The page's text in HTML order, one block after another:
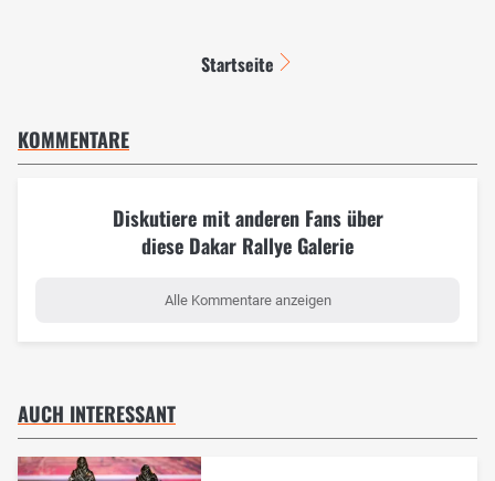
Startseite
KOMMENTARE
Diskutiere mit anderen Fans über
diese Dakar Rallye Galerie
Alle Kommentare anzeigen
AUCH INTERESSANT